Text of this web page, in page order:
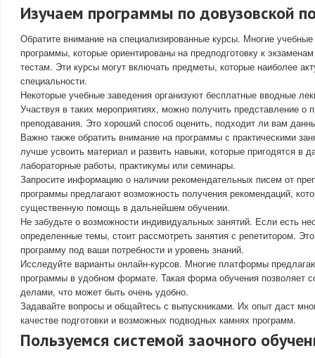
Изучаем программы по довузовской
Обратите внимание на специализированные курсы. Многие
программы, которые ориентированы на предподготовку к
тестам. Эти курсы могут включать предметы, которые наиболее
специальности.
Некоторые учебные заведения организуют бесплатные вводные
Участвуя в таких мероприятиях, можно получить представление о
преподавания. Это хороший способ оценить, подходит ли вам
Важно также обратить внимание на программы с практическими
лучше усвоить материал и развить навыки, которые пригодятся в
лабораторные работы, практикумы или семинары.
Запросите информацию о наличии рекомендательных писем от
программы предлагают возможность получения рекомендаций,
существенную помощь в дальнейшем обучении.
Не забудьте о возможности индивидуальных занятий. Если есть
определенные темы, стоит рассмотреть занятия с репетитором.
программу под ваши потребности и уровень знаний.
Исследуйте варианты онлайн-курсов. Многие платформы
программы в удобном формате. Такая форма обучения позволяет
делами, что может быть очень удобно.
Задавайте вопросы и общайтесь с выпускниками. Их опыт даст
качестве подготовки и возможных подводных камнях программ.
Пользуемся системой заочного